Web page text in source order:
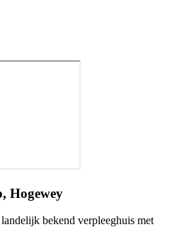
Hogewey
bekend verpleeghuis met